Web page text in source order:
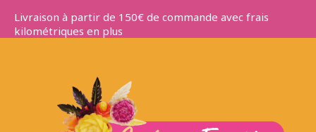
Livraison à partir de 150€ de commande avec frais
kilométriques en plus